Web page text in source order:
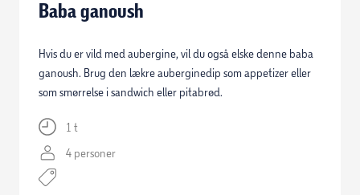
Baba ganoush
Hvis du er vild med aubergine, vil du også elske denne baba
ganoush. Brug den lækre auberginedip som appetizer eller
som smørrelse i sandwich eller pitabrød.
1 t
4 personer